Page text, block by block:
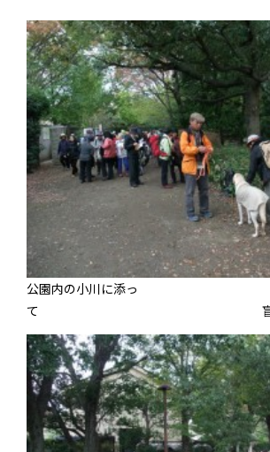
公園内の小川に添っ
て 盲導